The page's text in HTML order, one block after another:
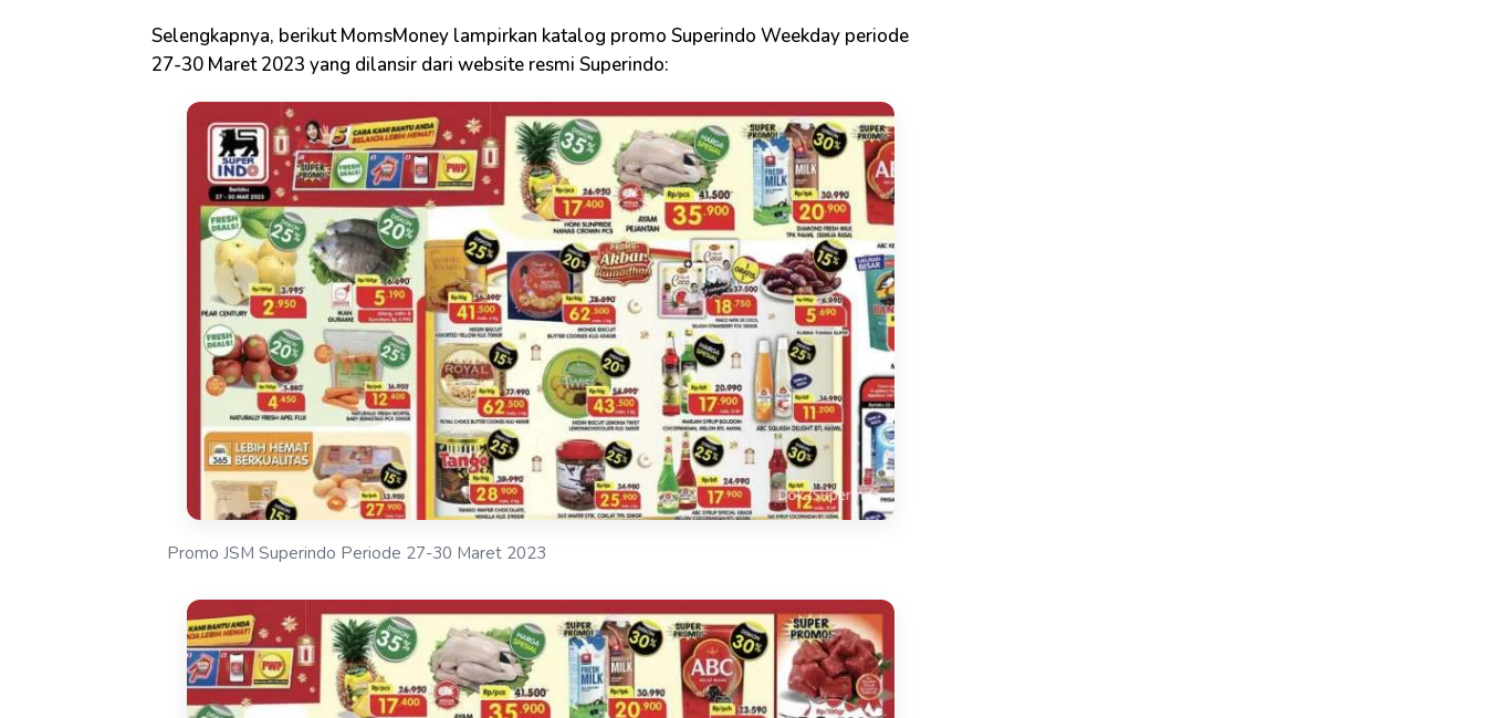
Selengkapnya, berikut MomsMoney lampirkan katalog promo Superindo Weekday periode
27-30 Maret 2023 yang dilansir dari website resmi Superindo:
Promo JSM Superindo Periode 27-30 Maret 2023